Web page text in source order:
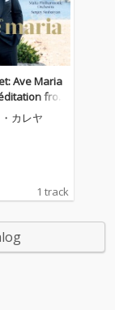
Ave Maria
from
Hazell for T
and Orche
カレヤ
1 track